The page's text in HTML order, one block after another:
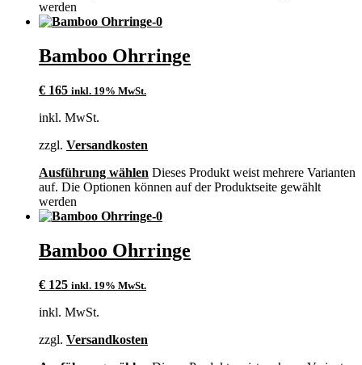
werden
Bamboo Ohrringe
€ 165 inkl. 19% MwSt.
inkl. MwSt.
zzgl. Versandkosten
Ausführung wählen Dieses Produkt weist mehrere Varianten
auf. Die Optionen können auf der Produktseite gewählt
werden
Bamboo Ohrringe
€ 125 inkl. 19% MwSt.
inkl. MwSt.
zzgl. Versandkosten